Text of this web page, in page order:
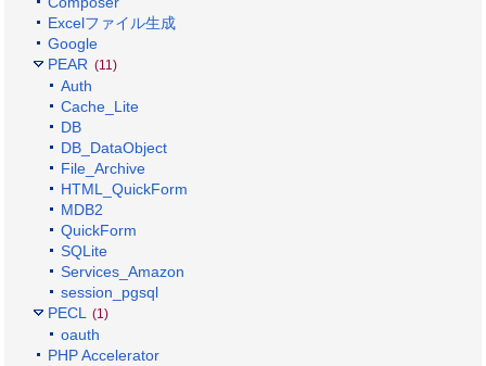
Excelファイル生成
Google
PEAR (11)
Auth
Cache_Lite
DB
DB_DataObject
File_Archive
HTML_QuickForm
MDB2
QuickForm
SQLite
Services_Amazon
session_pgsql
PECL (1)
oauth
PHP Accelerator